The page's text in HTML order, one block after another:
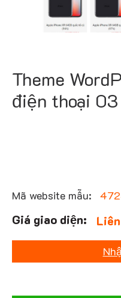
Theme
điện thoại 03
Mã website mẫu: